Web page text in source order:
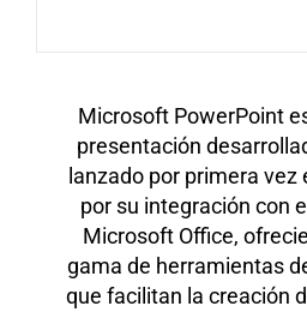
Microsoft PowerPoint
presentación
lanzado por primera vez
por su integración con
Microsoft Office,
gama de herramientas
que facilitan la creación